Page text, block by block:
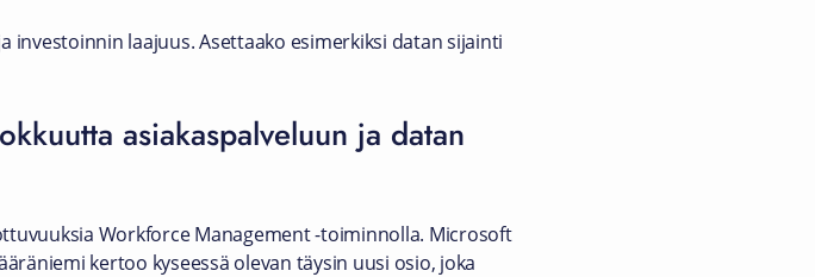
laajuus. Asettaako esimerkiksi datan sijainti
asiakaspalveluun ja datan
Workforce Management -toiminnolla. Microsoft
kertoo kyseessä olevan täysin uusi osio, joka